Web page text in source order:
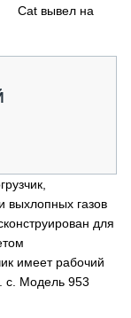
Cat вывел на
выхлопных газов
для
имеет рабочий
с. Модель 953